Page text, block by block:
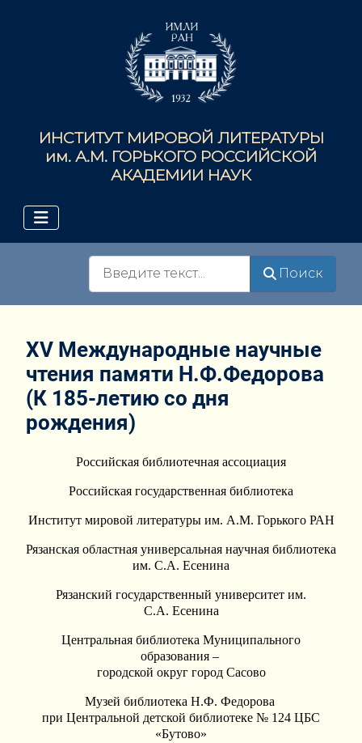
ИНСТИТУТ МИРОВОЙ ЛИТЕРАТУРЫ
им. А.М. ГОРЬКОГО РОССИЙСКОЙ
АКАДЕМИИ НАУК
Поиск
XV Международные научные
чтения памяти Н.Ф.Федорова
(К 185-летию со дня
рождения)
Российская библиотечная ассоциация
Российская государственная библиотека
Институт мировой литературы им. А.М. Горького РАН
Рязанская областная универсальная научная библиотека
им. С.А. Есенина
Рязанский государственный университет им.
С.А. Есенина
Центральная библиотека Муниципального
образования –
городской округ город Сасово
Музей библиотека Н.Ф. Федорова
при Центральной детской библиотеке № 124 ЦБС
«Бутово»